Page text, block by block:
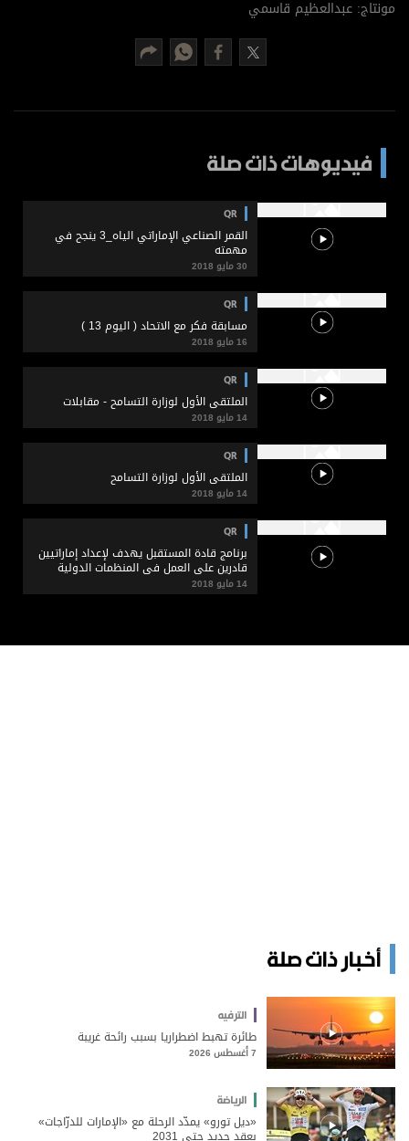
مواقيت الصلاة
الأحوال الجوية
مونتاج: عبدالعظيم قاسمي
فيديوهات ذات صلة
QR
القمر الصناعي الإماراتي الياه_3 ينجح في
مهمته
30 مايو 2018
QR
مسابقة فكر مع الاتحاد ( اليوم 13 )
16 مايو 2018
QR
الملتقى الأول لوزارة التسامح - مقابلات
14 مايو 2018
QR
الملتقى الأول لوزارة التسامح
14 مايو 2018
QR
برنامج قادة المستقبل يهدف لإعداد إماراتيين
قادرين على العمل في المنظمات الدولية
14 مايو 2018
أخبار ذات صلة
الترفيه
طائرة تهبط اضطراريا بسبب رائحة غريبة
7 أغسطس 2026
الرياضة
«ديل تورو» يمدّد الرحلة مع «الإمارات للدرّاجات»
بعقد جديد حتى 2031